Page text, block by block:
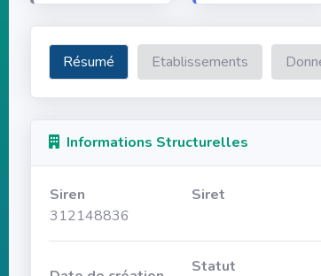
Résumé Etablissements
Informations Structurelles
Siren Siret
312148836
Statut